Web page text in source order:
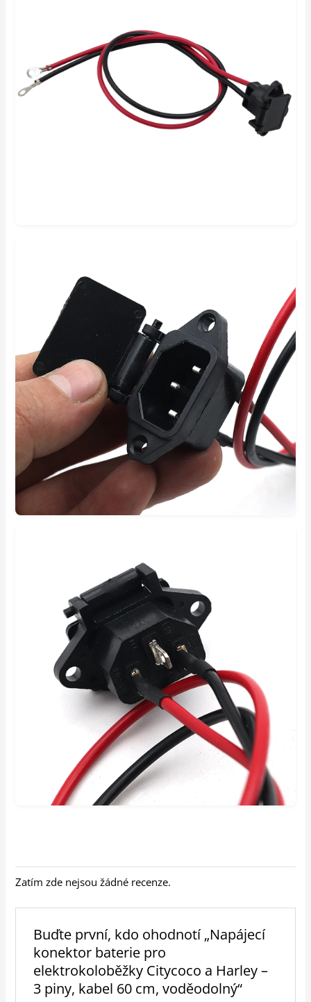
Zatím zde nejsou žádné recenze.
Buďte první, kdo ohodnotí „Napájecí
konektor baterie pro
elektrokoloběžky Citycoco a Harley –
3 piny, kabel 60 cm, voděodolný“